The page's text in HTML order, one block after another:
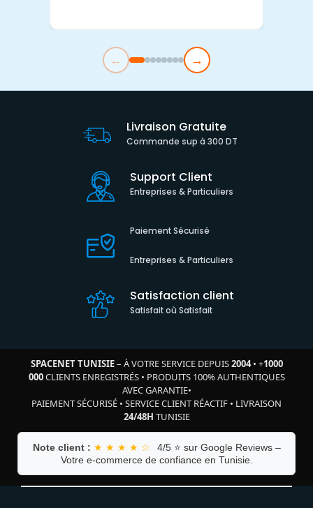
← →
Livraison Gratuite
Commande sup à 300 DT
Support Client
Entreprises & Particuliers
Paiement Sécurisé
Entreprises & Particuliers
Satisfaction client
Satisfait où Satisfait
SPACENET TUNISIE– À VOTRE SERVICE DEPUIS2004• +1000
000CLIENTS ENREGISTRÉS• PRODUITS 100% AUTHENTIQUES
AVEC GARANTIE•
PAIEMENT SÉCURISÉ • SERVICE CLIENT RÉACTIF • LIVRAISON
24/48H TUNISIE
Note client : ★ ★ ★ ★ ☆
4/5 ⭐ sur Google Reviews –
Votre e-commerce de confiance en Tunisie.